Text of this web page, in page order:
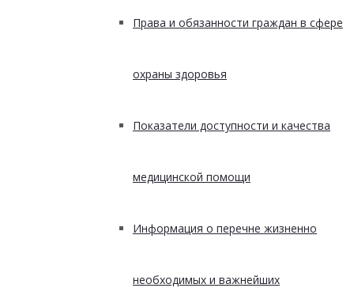
Права и обязанности граждан в сфере
охраны здоровья
Показатели доступности и качества
медицинской помощи
Информация о перечне жизненно
необходимых и важнейших